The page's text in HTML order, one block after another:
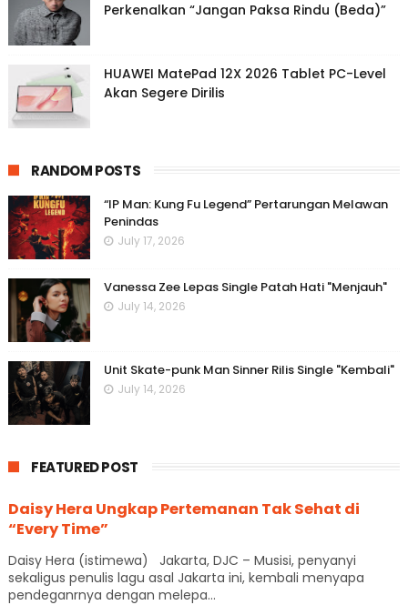
Perkenalkan “Jangan Paksa Rindu (Beda)”
HUAWEI MatePad 12X 2026 Tablet PC-Level
Akan Segere Dirilis
RANDOM POSTS
“IP Man: Kung Fu Legend” Pertarungan Melawan
Penindas
July 17, 2026
Vanessa Zee Lepas Single Patah Hati "Menjauh"
July 14, 2026
Unit Skate-punk Man Sinner Rilis Single "Kembali"
July 14, 2026
FEATURED POST
Daisy Hera Ungkap Pertemanan Tak Sehat di
“Every Time”
Daisy Hera (istimewa) Jakarta, DJC – Musisi, penyanyi
sekaligus penulis lagu asal Jakarta ini, kembali menyapa
pendeganrnya dengan melepa...